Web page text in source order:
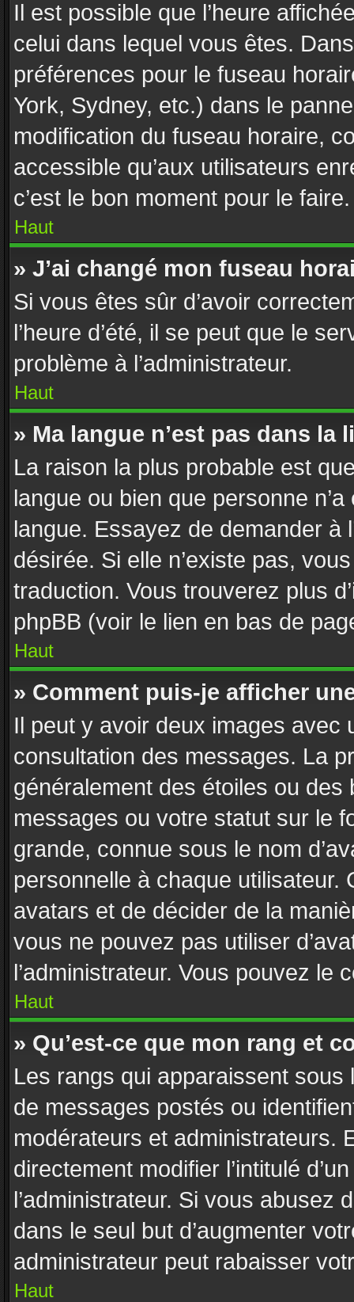
Il est possible que l’heure
celui dans lequel vous êtes.
préférences pour le fuseau
York, Sydney, etc.) dans le
modification du fuseau horaire,
accessible qu’aux utilisateurs
c’est le bon moment pour le faire.
Haut
» J’ai changé mon fuseau
Si vous êtes sûr d’avoir
l’heure d’été, il se peut que le
problème à l’administrateur.
Haut
» Ma langue n’est pas dans la
La raison la plus probable est
langue ou bien que personne
langue. Essayez de demander à
désirée. Si elle n’existe pas,
traduction. Vous trouverez plus
phpBB (voir le lien en bas de
Haut
» Comment puis-je afficher
Il peut y avoir deux images avec
consultation des messages. La
généralement des étoiles ou
messages ou votre statut sur le
grande, connue sous le nom
personnelle à chaque utilisateur.
avatars et de décider de la
vous ne pouvez pas utiliser
l’administrateur. Vous pouvez le
Haut
» Qu’est-ce que mon rang et
Les rangs qui apparaissent sous
de messages postés ou
modérateurs et administrateurs.
directement modifier l’intitulé
l’administrateur. Si vous abusez
dans le seul but d’augmenter
administrateur peut rabaisser
Haut